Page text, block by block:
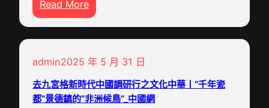
速
獲
六
個
月
，
緩
查
包
養
當
傳
承
像
賦
落
復
興
Read More:
請
疏
果
工
admin2025 年 5 月 31 日
去九宮格新時代中國調研行之文化中華丨“千年瓷
都”景德鎮的“非洲候鳥”_中國網